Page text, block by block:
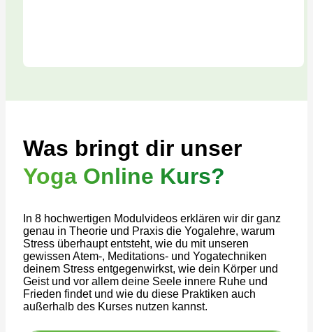
Was bringt dir unser
Yoga Online Kurs?
In 8 hochwertigen Modulvideos erklären wir dir ganz
genau in Theorie und Praxis die Yogalehre, warum
Stress überhaupt entsteht, wie du mit unseren
gewissen Atem-, Meditations- und Yogatechniken
deinem Stress entgegenwirkst, wie dein Körper und
Geist und vor allem deine Seele innere Ruhe und
Frieden findet und wie du diese Praktiken auch
außerhalb des Kurses nutzen kannst.